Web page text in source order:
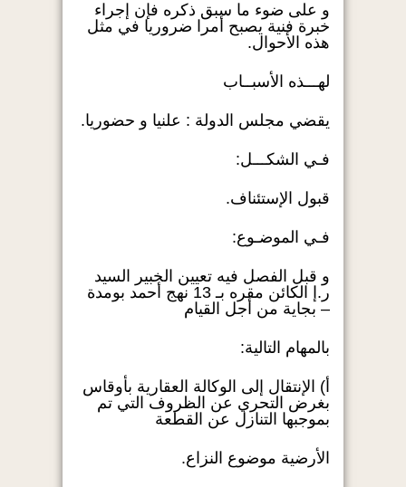
و على ضوء ما سبق ذكره فإن إجراء
خبرة فنية يصبح أمرا ضروريا في مثل
هذه الأحوال.
لهـــذه الأسبــاب
يقضي مجلس الدولة : علنيا و حضوريا.
فـي الشكـــل:
قبول الإستئناف.
فـي الموضـوع:
و قبل الفصل فيه تعيين الخبير السيد
ر.إ الكائن مقره بـ 13 نهج أحمد بومدة
– بجاية من أجل القيام
بالمهام التالية:
أ) الإنتقال إلى الوكالة العقارية بأوقاس
بغرض التحري عن الظروف التي تم
بموجبها التنازل عن القطعة
الأرضية موضوع النزاع.